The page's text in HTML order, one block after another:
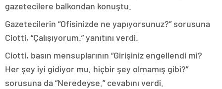
gazetecilere balkondan konuştu.
Gazetecilerin “Ofisinizde ne yapıyorsunuz?” sorusuna
Ciotti, “Çalışıyorum.” yanıtını verdi.
Ciotti, basın mensuplarının “Girişiniz engellendi mi?
Her şey iyi gidiyor mu, hiçbir şey olmamış gibi?”
sorusuna da “Neredeyse.” cevabını verdi.